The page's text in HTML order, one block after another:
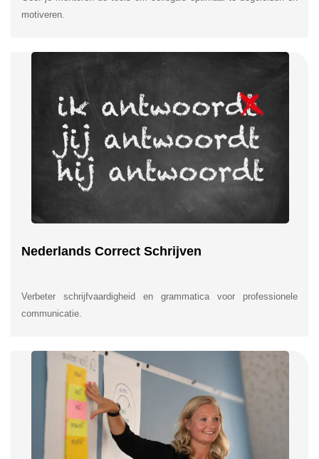
motiveren.
Nederlands Correct Schrijven
Verbeter schrijfvaardigheid en grammatica voor professionele
communicatie.